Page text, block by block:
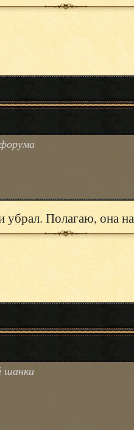
убрал. Полагаю, она